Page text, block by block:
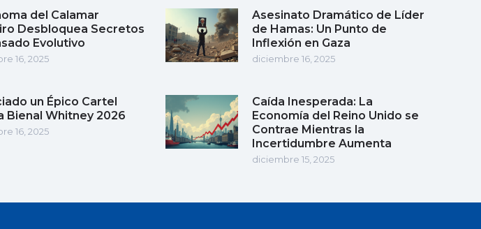
del Calamar
Desbloquea Secretos
Evolutivo
16, 2025
Asesinato Dramático de Líder
de Hamas: Un Punto de
Inflexión en Gaza
diciembre 16, 2025
un Épico Cartel
Bienal Whitney 2026
16, 2025
Caída Inesperada: La
Economía del Reino Unido se
Contrae Mientras la
Incertidumbre Aumenta
diciembre 15, 2025